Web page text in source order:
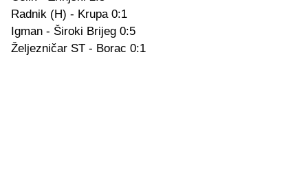
Radnik (H) - Krupa 0:1
Igman - Široki Brijeg 0:5
Željezničar ST - Borac 0:1